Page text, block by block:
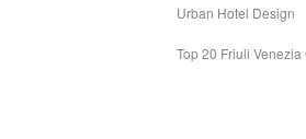
Urban Hotel Design
Top 20 Friuli Venezia